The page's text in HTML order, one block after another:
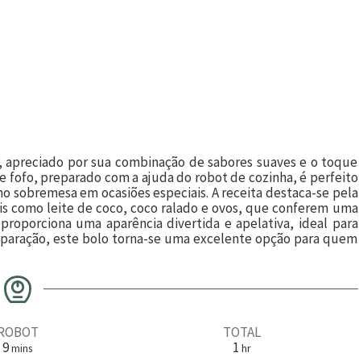
por sua combinação de sabores suaves e o toque
fofo, preparado com a ajuda do robot de cozinha, é perfeito
sobremesa em ocasiões especiais. A receita destaca-se pela
como leite de coco, coco ralado e ovos, que conferem uma
uma aparência divertida e apelativa, ideal para
este bolo torna-se uma excelente opção para quem
9m
mins
TOTAL
1h
hr